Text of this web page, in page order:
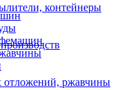
контейнеры
отложений, ржавчины